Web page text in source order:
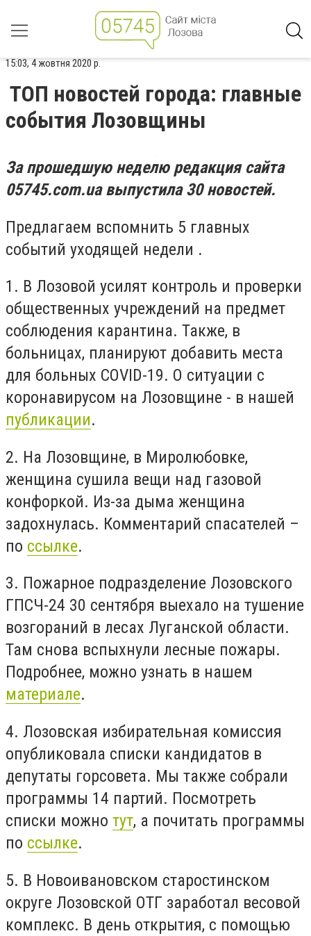
15:03, 4 жовтня 2020 р.
ТОП новостей города: главные
события Лозовщины
За прошедшую неделю редакция сайта
05745.com.ua выпустила 30 новостей.
Предлагаем вспомнить 5 главных
событий уходящей недели .
1. В Лозовой усилят контроль и проверки
общественных учреждений на предмет
соблюдения карантина. Также, в
больницах, планируют добавить места
для больных COVID-19. О ситуации с
коронавирусом на Лозовщине - в нашей
публикации.
2. На Лозовщине, в Миролюбовке,
женщина сушила вещи над газовой
конфоркой. Из-за дыма женщина
задохнулась. Комментарий спасателей –
по ссылке.
3. Пожарное подразделение Лозовского
ГПСЧ-24 30 сентября выехало на тушение
возгораний в лесах Луганской области.
Там снова вспыхнули лесные пожары.
Подробнее, можно узнать в нашем
материале.
4. Лозовская избирательная комиссия
опубликовала списки кандидатов в
депутаты горсовета. Мы также собрали
программы 14 партий. Посмотреть
списки можно тут, а почитать программы
по ссылке.
5. В Новоивановском старостинском
округе Лозовской ОТГ заработал весовой
комплекс. В день открытия, с помощью